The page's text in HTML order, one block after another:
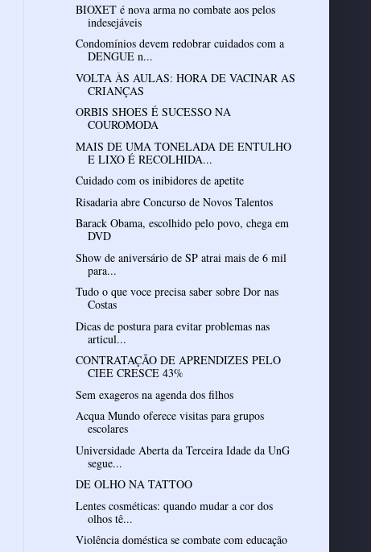
BIOXET é nova arma no combate aos pelos
indesejáveis
Condomínios devem redobrar cuidados com a
DENGUE n...
VOLTA ÀS AULAS: HORA DE VACINAR AS
CRIANÇAS
ORBIS SHOES É SUCESSO NA
COUROMODA
MAIS DE UMA TONELADA DE ENTULHO
E LIXO É RECOLHIDA...
Cuidado com os inibidores de apetite
Risadaria abre Concurso de Novos Talentos
Barack Obama, escolhido pelo povo, chega em
DVD
Show de aniversário de SP atrai mais de 6 mil
para...
Tudo o que voce precisa saber sobre Dor nas
Costas
Dicas de postura para evitar problemas nas
articul...
CONTRATAÇÃO DE APRENDIZES PELO
CIEE CRESCE 43%
Sem exageros na agenda dos filhos
Acqua Mundo oferece visitas para grupos
escolares
Universidade Aberta da Terceira Idade da UnG
segue...
DE OLHO NA TATTOO
Lentes cosméticas: quando mudar a cor dos
olhos tê...
Violência doméstica se combate com educação